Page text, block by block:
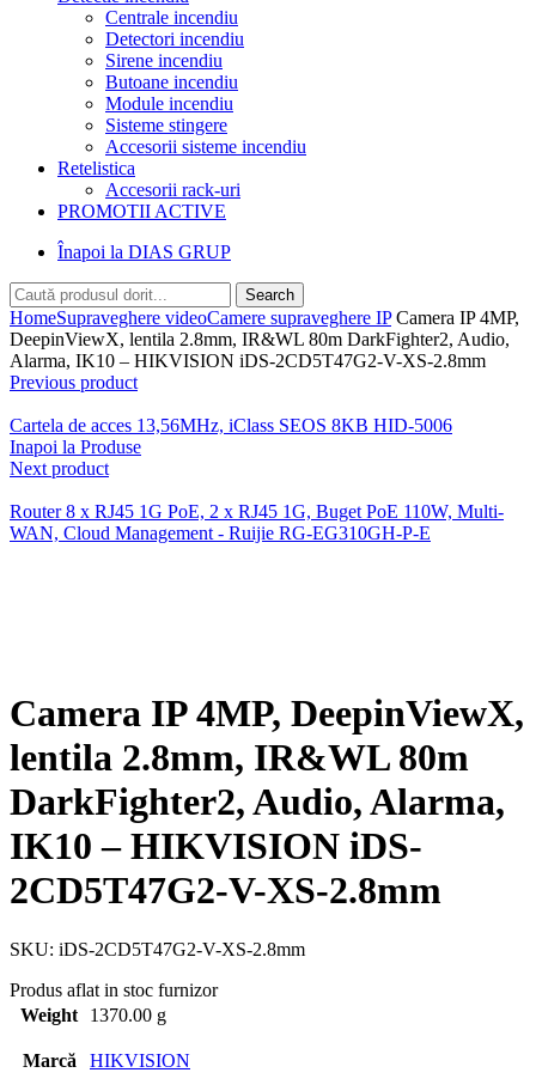
Centrale incendiu
Detectori incendiu
Sirene incendiu
Butoane incendiu
Module incendiu
Sisteme stingere
Accesorii sisteme incendiu
Retelistica
Accesorii rack-uri
PROMOTII ACTIVE
Înapoi la DIAS GRUP
Search
HomeSupraveghere videoCamere supraveghere IPCamera IP 4MP,
DeepinViewX, lentila 2.8mm, IR&WL 80m DarkFighter2, Audio,
Alarma, IK10 – HIKVISION iDS-2CD5T47G2-V-XS-2.8mm
Previous product
Cartela de acces 13,56MHz, iClass SEOS 8KB HID-5006
Inapoi la Produse
Next product
Router 8 x RJ45 1G PoE, 2 x RJ45 1G, Buget PoE 110W, Multi-
WAN, Cloud Management - Ruijie RG-EG310GH-P-E
Camera IP 4MP, DeepinViewX,
lentila 2.8mm, IR&WL 80m
DarkFighter2, Audio, Alarma,
IK10 – HIKVISION iDS-
2CD5T47G2-V-XS-2.8mm
SKU: iDS-2CD5T47G2-V-XS-2.8mm
Produs aflat in stoc furnizor
Weight
1370.00 g
Marcă HIKVISION